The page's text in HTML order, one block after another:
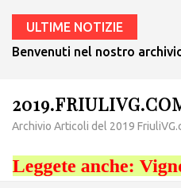
ULTIME NOTIZIE
Benvenuti nel nostro
Archivio Articoli del 2019